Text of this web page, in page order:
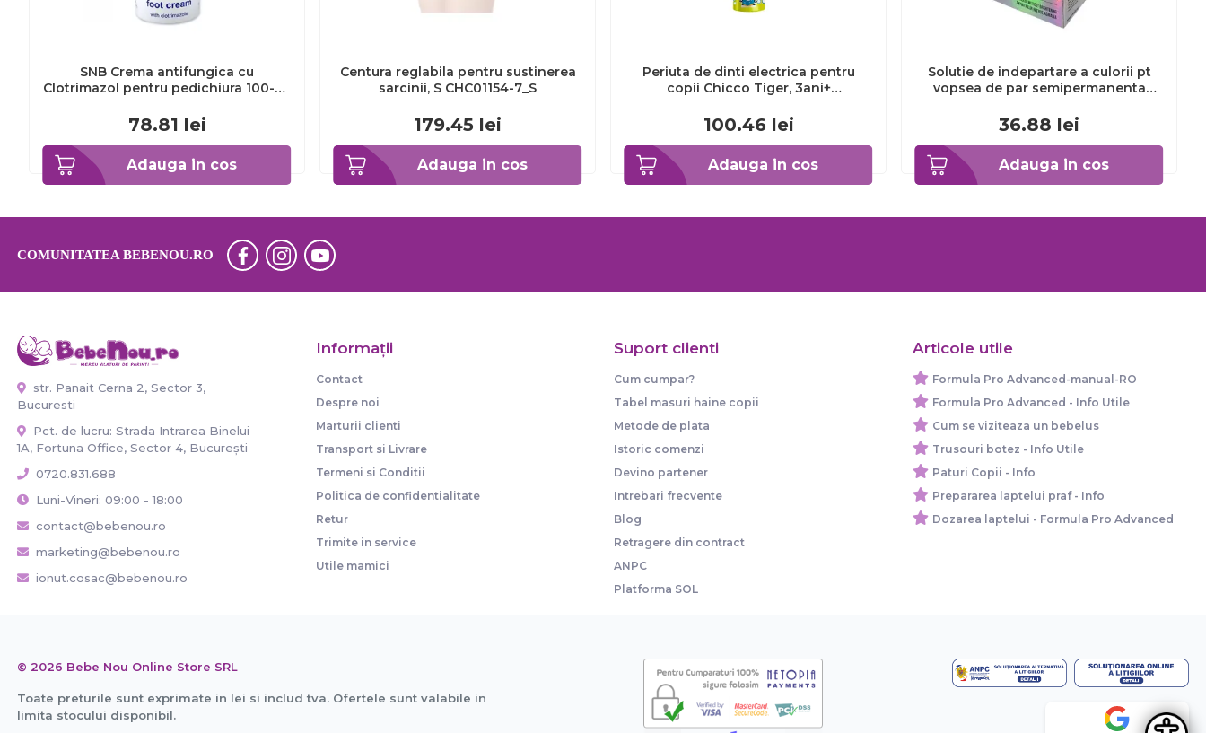
Adauga in cos
SNB Crema antifungica cu
Clotrimazol pentru pedichiura 100-ml
78.81 lei
Adauga in cos
Centura reglabila pentru sustinerea
sarcinii, S CHC01154-7_S
179.45 lei
Adauga in cos
Periuta de dinti electrica pentru
copii Chicco Tiger, 3ani+
100.46 lei
Adauga in cos
Solutie de indepartare a culorii pt
vopsea de par semipermanenta
ml
36.88 lei
COMUNITATEA BEBENOU.RO
str. Panait Cerna 2, Sector 3,
Bucuresti
Pct. de lucru: Strada Intrarea Binelui
1A, Fortuna Office, Sector 4, București
0720.831.688
Luni-Vineri: 09:00 - 18:00
contact@bebenou.ro
marketing@bebenou.ro
ionut.cosac@bebenou.ro
Informaţii
Contact
Despre noi
Marturii clienti
Transport si Livrare
Termeni si Conditii
Politica de confidentialitate
Retur
Trimite in service
Utile mamici
Suport clienti
Cum cumpar?
Tabel masuri haine copii
Metode de plata
Istoric comenzi
Devino partener
Intrebari frecvente
Blog
Retragere din contract
ANPC
Platforma SOL
Articole utile
Formula Pro Advanced-manual-RO
Formula Pro Advanced - Info Utile
Cum se viziteaza un bebelus
Trusouri botez - Info Utile
Paturi Copii - Info
Prepararea laptelui praf - Info
Dozarea laptelui - Formula Pro Advanced
© 2026 Bebe Nou Online Store SRL
Toate preturile sunt exprimate in lei si includ tva. Ofertele sunt valabile in
limita stocului disponibil.